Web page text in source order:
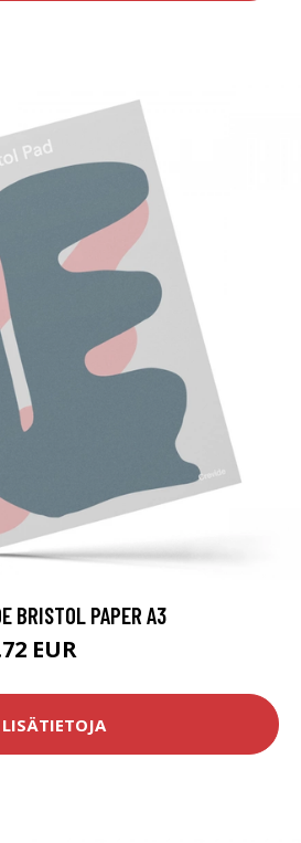
BRISTOL PAPER A3
EUR
LISÄTIETOJA